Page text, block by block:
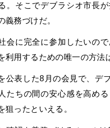
。そこでデブラシオ市長
義務づけだ。
会に完全に参加したいの
利用するための唯一の方法
公表した8月の会見で、デ
たちの間の安心感を高め
狙ったといえる。